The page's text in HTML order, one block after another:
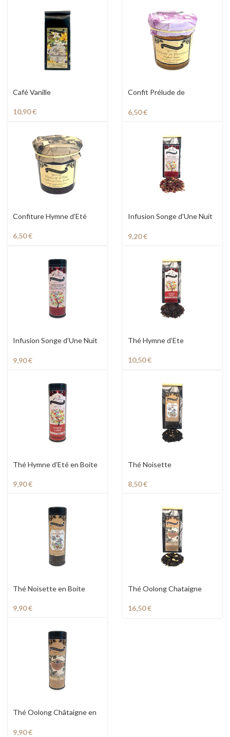
Café Vanille
10,90€
Confit Prélude de
6,50€
Confiture Hymne d’Eté
6,50€
Infusion Songe d’Une Nuit
9,20€
Infusion Songe d’Une Nuit
9,90€
Thé Hymne d’Ete
10,50€
Thé Hymne d’Eté en Boite
9,90€
Thé Noisette
8,50€
Thé Noisette en Boite
9,90€
Thé Oolong Chataigne
16,50€
Thé Oolong Châtaigne en
9,90€